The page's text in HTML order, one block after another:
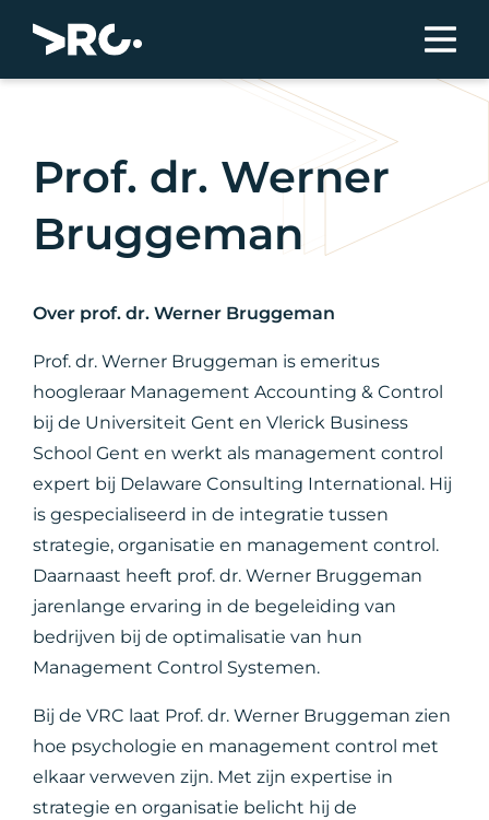
Prof. dr. Werner
Bruggeman
Over prof. dr. Werner Bruggeman
Prof. dr. Werner Bruggeman is emeritus
hoogleraar Management Accounting & Control
bij de Universiteit Gent en Vlerick Business
School Gent en werkt als management control
expert bij Delaware Consulting International. Hij
is gespecialiseerd in de integratie tussen
strategie, organisatie en management control.
Daarnaast heeft prof. dr. Werner Bruggeman
jarenlange ervaring in de begeleiding van
bedrijven bij de optimalisatie van hun
Management Control Systemen.
Bij de VRC laat Prof. dr. Werner Bruggeman zien
hoe psychologie en management control met
elkaar verweven zijn. Met zijn expertise in
strategie en organisatie belicht hij de